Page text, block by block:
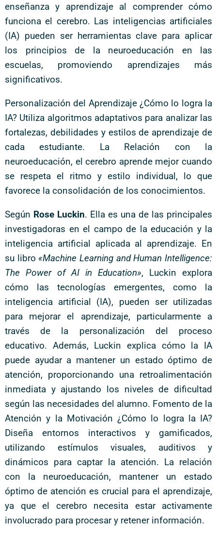
enseñanza y aprendizaje al comprender cómo
funciona el cerebro. Las inteligencias artificiales
(IA) pueden ser herramientas clave para aplicar
los principios de la neuroeducación en las
escuelas, promoviendo aprendizajes más
significativos.
Personalización del Aprendizaje ¿Cómo lo logra la
IA? Utiliza algoritmos adaptativos para analizar las
fortalezas, debilidades y estilos de aprendizaje de
cada estudiante. La Relación con la
neuroeducación, el cerebro aprende mejor cuando
se respeta el ritmo y estilo individual, lo que
favorece la consolidación de los conocimientos.
Según Rose Luckin. Ella es una de las principales
investigadoras en el campo de la educación y la
inteligencia artificial aplicada al aprendizaje. En
su libro «Machine Learning and Human Intelligence:
The Power of AI in Education», Luckin explora
cómo las tecnologías emergentes, como la
inteligencia artificial (IA), pueden ser utilizadas
para mejorar el aprendizaje, particularmente a
través de la personalización del proceso
educativo. Además, Luckin explica cómo la IA
puede ayudar a mantener un estado óptimo de
atención, proporcionando una retroalimentación
inmediata y ajustando los niveles de dificultad
según las necesidades del alumno. Fomento de la
Atención y la Motivación ¿Cómo lo logra la IA?
Diseña entornos interactivos y gamificados,
utilizando estímulos visuales, auditivos y
dinámicos para captar la atención. La relación
con la neuroeducación, mantener un estado
óptimo de atención es crucial para el aprendizaje,
ya que el cerebro necesita estar activamente
involucrado para procesar y retener información.